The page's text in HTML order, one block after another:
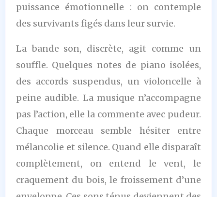
puissance émotionnelle : on contemple
des survivants figés dans leur survie.
La bande-son, discrète, agit comme un
souffle. Quelques notes de piano isolées,
des accords suspendus, un violoncelle à
peine audible. La musique n’accompagne
pas l’action, elle la commente avec pudeur.
Chaque morceau semble hésiter entre
mélancolie et silence. Quand elle disparaît
complètement, on entend le vent, le
craquement du bois, le froissement d’une